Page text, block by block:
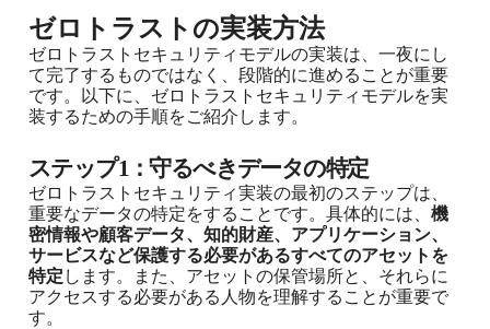
ゼロトラストの実装方法
ゼロトラストセキュリティモデルの実装は、一夜にし
て完了するものではなく、段階的に進めることが重要
です。以下に、ゼロトラストセキュリティモデルを実
装するための手順をご紹介します。
ステップ1：守るべきデータの特定
ゼロトラストセキュリティ実装の最初のステップは、
重要なデータの特定をすることです。具体的には、 機
密情報や顧客データ、知的財産、アプリケーション、
サービスなど保護する必要があるすべてのアセットを
特定 します。また、アセットの保管場所と、それらに
アクセスする必要がある人物を理解することが重要で
す。